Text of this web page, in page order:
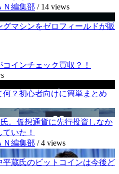
Ｎ編集部 / 14 views
マシンをゼロフィールドが販
インチェック買収？！
何？初心者向けに簡単まとめ
。仮想通貨に先行投資しなか
いた！
Ｎ編集部 /4 views
平蔵氏のビットコインは今後ど